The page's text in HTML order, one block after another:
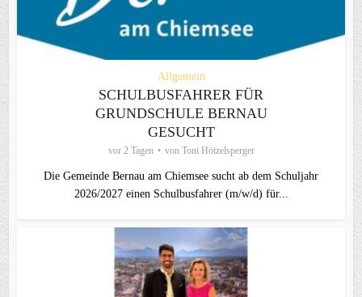
Allgemein
SCHULBUSFAHRER FÜR
GRUNDSCHULE BERNAU
GESUCHT
vor 2 Tagen von Toni Hötzelsperger
Die Gemeinde Bernau am Chiemsee sucht ab dem Schuljahr
2026/2027 einen Schulbusfahrer (m/w/d) für...